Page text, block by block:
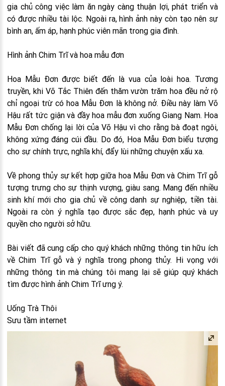
gia chủ công việc làm ăn ngày càng thuận lợi, phát triển và
có được nhiều tài lộc. Ngoài ra, hình ảnh này còn tạo nên sự
bình an, ấm áp, hạnh phúc viên mãn trong gia đình.
Hình ảnh Chim Trĩ và hoa mẫu đơn
Hoa Mẫu Đơn được biết đến là vua của loài hoa. Tương
truyền, khi Võ Tắc Thiên đến thăm vườn trăm hoa đều nở rộ
chỉ ngoại trừ có hoa Mẫu Đơn là không nở. Điều này làm Võ
Hậu rất tức giận và đầy hoa mẫu đơn xuống Giang Nam. Hoa
Mẫu Đơn chống lại lời của Võ Hậu vì cho rằng bà đoạt ngôi,
không xứng đáng cúi đầu. Do đó, Hoa Mẫu Đơn biểu tượng
cho sự chính trực, nghĩa khí, đẩy lùi những chuyện xấu xa.
Về phong thủy sự kết hợp giữa hoa Mẫu Đơn và Chim Trĩ gỗ
tượng trưng cho sự thịnh vượng, giàu sang. Mang đến nhiều
sinh khí mới cho gia chủ về công danh sự nghiệp, tiền tài.
Ngoài ra còn ý nghĩa tạo được sắc đẹp, hạnh phúc và uy
quyền cho người sở hữu.
Bài viết đã cung cấp cho quý khách những thông tin hữu ích
về Chim Trĩ gỗ và ý nghĩa trong phong thủy. Hi vọng với
những thông tin mà chúng tôi mang lại sẽ giúp quý khách
tìm được hình ảnh Chim Trĩ ưng ý.
Uống Trà Thôi
Sưu tầm internet